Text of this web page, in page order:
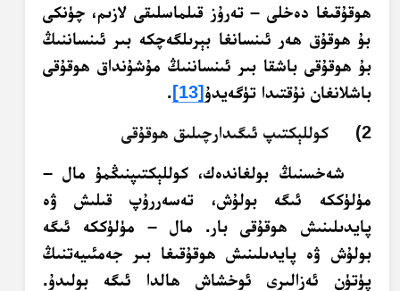
ھوقۇقىغا دەخلى – تەرۇز قىلماسلىقى لازىم، چۈنكى
بۇ ھوقۇق ھەر ئىنسانغا بېرىلگەچكە بىر ئىنساننىڭ
بۇ ھوقۇقى باشقا بىر ئىنساننىڭ مۇشۇنداق ھوقۇقى
باشلانغان نۇقتىدا تۈگەيدۇ [13]
.
2) كوللېكتىپ ئىگىدارچىلىق ھوقۇقى
شەخسنىڭ بولغاندەك، كوللېكتىپنىڭمۇ مال –
مۈلۈككە ئىگە بولۇش، تەسەررۇپ قىلىش ۋە
پايدىلىنىش ھوقۇقى بار. مال – مۈلۈككە ئىگە
بولۇش ۋە پايدىلىنىش ھوقۇقىغا بىر جەمئىيەتنىڭ
پۈتۈن ئەزالىرى ئوخشاش ھالدا ئىگە بولىدۇ.